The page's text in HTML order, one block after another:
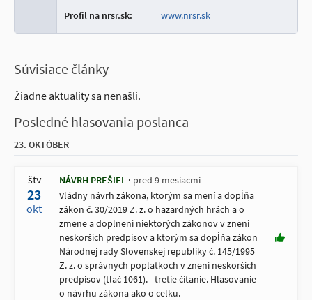
Profil na nrsr.sk:
www.nrsr.sk
Súvisiace články
Žiadne aktuality sa nenašli.
Posledné hlasovania poslanca
23. OKTÓBER
štv
23
okt
NÁVRH PREŠIEL
pred 9 mesiacmi
Vládny návrh zákona, ktorým sa mení a dopĺňa
zákon č. 30/2019 Z. z. o hazardných hrách a o
zmene a doplnení niektorých zákonov v znení
neskorších predpisov a ktorým sa dopĺňa zákon
Národnej rady Slovenskej republiky č. 145/1995
Z. z. o správnych poplatkoch v znení neskorších
predpisov (tlač 1061). - tretie čítanie. Hlasovanie
o návrhu zákona ako o celku.